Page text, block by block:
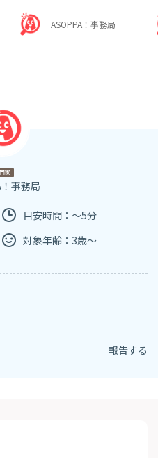
ASOPPA！事務局
家
事務局
目安時間：～5分
対象年齢：3歳～
報告する